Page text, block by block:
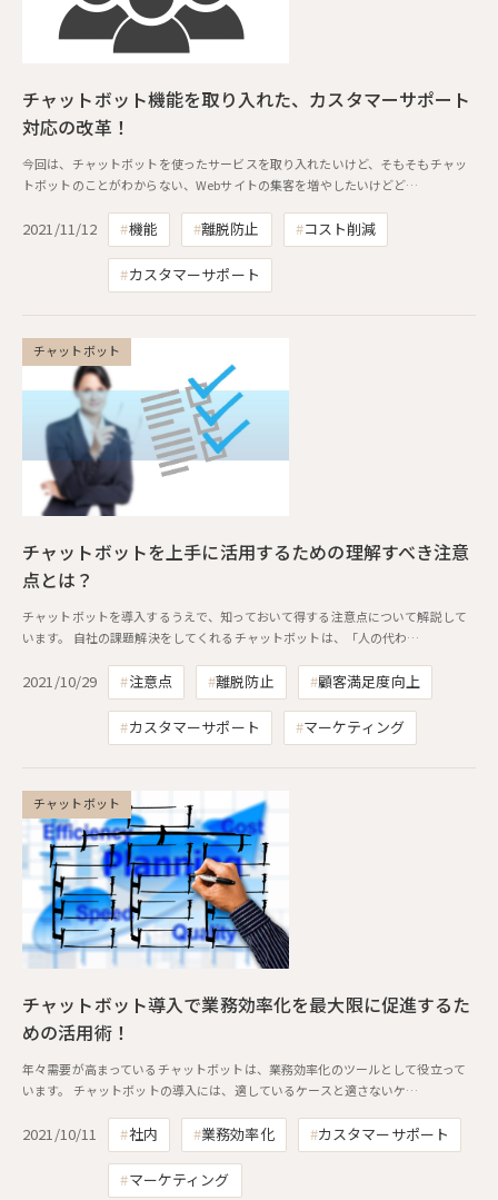
チャットボット機能を取り入れた、カスタマーサポート
対応の改革！
今回は、チャットボットを使ったサービスを取り入れたいけど、そもそもチャッ
トボットのことがわからない、Webサイトの集客を増やしたいけどど…
2021/11/12 機能 離脱防止 コスト削減
カスタマーサポート
チャットボット
チャットボットを上手に活用するための理解すべき注意
点とは？
チャットボットを導入するうえで、知っておいて得する注意点について解説して
います。 自社の課題解決をしてくれるチャットボットは、「人の代わ…
2021/10/29 注意点 離脱防止 顧客満足度向上
カスタマーサポート マーケティング
チャットボット
チャットボット導入で業務効率化を最大限に促進するた
めの活用術！
年々需要が高まっているチャットボットは、業務効率化のツールとして役立って
います。 チャットボットの導入には、適しているケースと適さないケ…
2021/10/11 社内 業務効率化 カスタマーサポート
マーケティング